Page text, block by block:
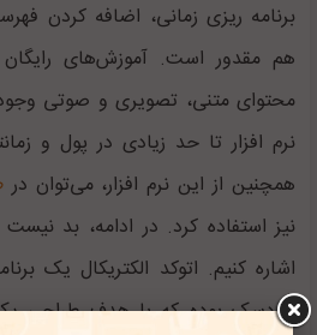
برنامه ریزی زمانی، اضافه کردن
هم مقدور است. آموزش‌های رایگان
محتوای متنی، تصویری و صوتی وجود
نرم افزار تا حد زیادی در پول و
همچنین از این نرم افزار، می‌توان در
نیز استفاده کرد. در ادامه، بد نیست
اشاره کنیم. اتوکد الکتریکال یک
اتودسک بوده که با هدف طراحی